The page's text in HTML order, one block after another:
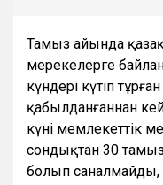
Тамыз айында
мерекелерге
күндері күтіп
қабылданғаннан
күні мемлекеттік
сондықтан 30
болып саналмайды,